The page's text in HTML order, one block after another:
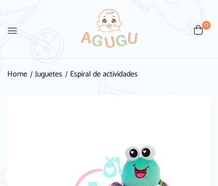
0
Home Juguetes Espiral de actividades
Be the first to review “Espiral
de actividades”